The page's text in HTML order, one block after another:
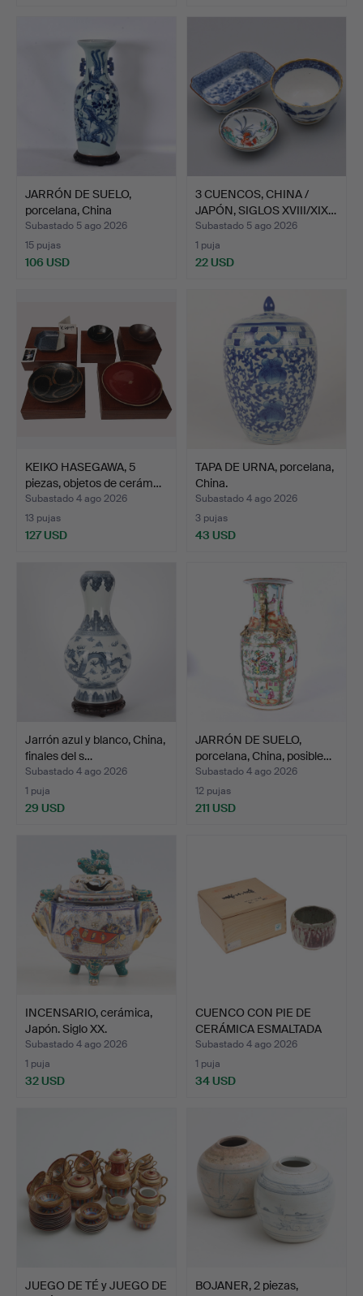
JARRÓN DE SUELO,
porcelana, China
Daoguang…
Subastado 5 ago 2026
15 pujas
106 USD
3 CUENCOS, CHINA /
JAPÓN, SIGLOS XVIII/XIX…
Subastado 5 ago 2026
1 puja
22 USD
KEIKO HASEGAWA, 5
piezas, objetos de cerám…
Subastado 4 ago 2026
13 pujas
127 USD
TAPA DE URNA, porcelana,
China.
Subastado 4 ago 2026
3 pujas
43 USD
Jarrón azul y blanco, China,
finales del s…
Subastado 4 ago 2026
1 puja
29 USD
JARRÓN DE SUELO,
porcelana, China, posible…
Subastado 4 ago 2026
12 pujas
211 USD
INCENSARIO, cerámica,
Japón. Siglo XX.
Subastado 4 ago 2026
1 puja
32 USD
CUENCO CON PIE DE
CERÁMICA ESMALTADA
ORIEN…
Subastado 4 ago 2026
1 puja
34 USD
JUEGO DE TÉ y JUEGO DE
BOJANER, 2 piezas,